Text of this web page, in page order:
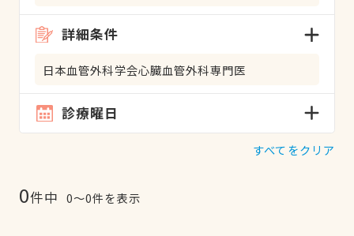
詳細条件
日本血管外科学会心臓血管外科専門医
診療曜日
すべてをクリア
0件中 0〜0件を表示